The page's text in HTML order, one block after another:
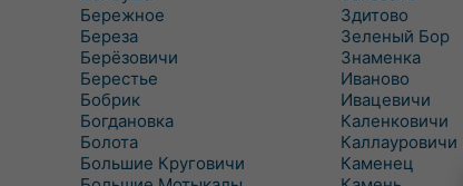
Бережное
Береза
Берёзовичи
Берестье
Бобрик
Богдановка
Болота
Большие Круговичи
Здитово
Зеленый Бор
Знаменка
Иваново
Ивацевичи
Каленковичи
Каллауровичи
Каменец